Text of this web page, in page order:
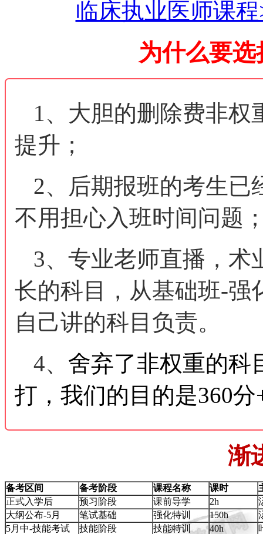
临床执业医师课
为什么要
1、大胆的删除费非权
提升；
2、后期报班的考生已
不用担心入班时间问题
3、专业老师直播，术
长的科目，从基础班-强
自己讲的科目负责。
4、 舍弃了非权重的科
打，我们的目的是360分
渐
备考区间 备考阶段 课程名称 课时
正式入学后
预习阶段 课前导学 2h
大纲公布-5月
笔试基础 强化特训 150h
5月中-技能考试
技能阶段 技能特训 40h